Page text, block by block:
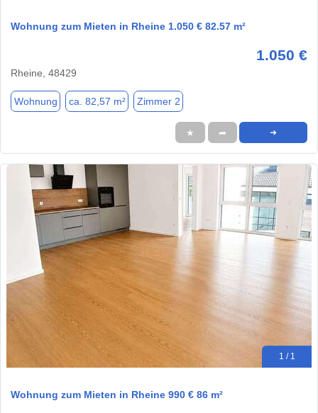
Wohnung zum Mieten in Rheine 1.050 € 82.57 m²
1.050 €
Rheine, 48429
Wohnung ca. 82,57 m² Zimmer 2
★ ➦ ➜
1 / 1
Wohnung zum Mieten in Rheine 990 € 86 m²